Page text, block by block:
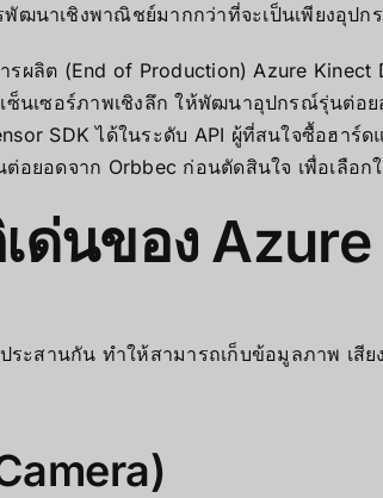
ฒนาเชิงพาณิชย์มากกว่าที่จะเป็นเพียงอุปก
ผลิต (End of Production) Azure Kinect
นเซอร์ภาพเชิงลึก ให้พัฒนาอุปกรณ์รุ่นต่อ
SDK ได้ในระดับ API ผู้ที่สนใจซื้อฮาร์
อดจาก Orbbec ก่อนตัดสินใจ เพื่อเลือก
นของ
สานกัน ทำให้สามารถเก็บข้อมูลภาพ เสีย